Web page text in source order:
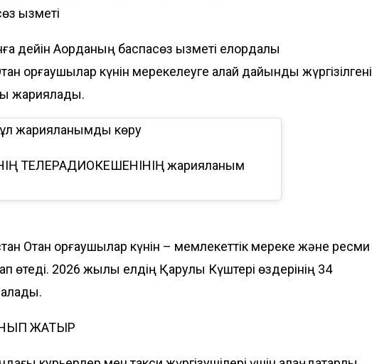
қызметі
дейін Ақорданың баспасөз қызметі елордалық
қорғаушылар күнін мерекелеуге қалай дайындық жүргізілгені
жариялады.
жарияланымды көру
ТЕЛЕРАДИОКЕШЕНІНІҢ жарияланым
Отан қорғаушылар күнін – мемлекеттік мереке және ресми
өтеді. 2026 жылы елдің Қарулы Күштері өздерінің 34
ЖАТЫР